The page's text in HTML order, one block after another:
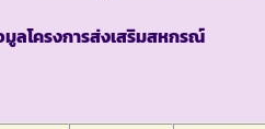
ลโครงการส่งเสริมสหกรณ์